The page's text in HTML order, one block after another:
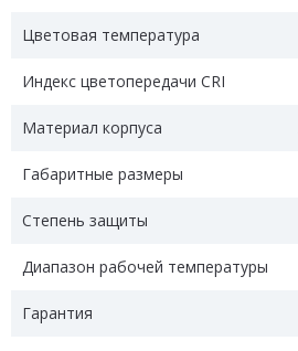
Цветовая температура
Индекс цветопередачи CRI
Материал корпуса
Габаритные размеры
Степень защиты
Диапазон рабочей температуры
Гарантия